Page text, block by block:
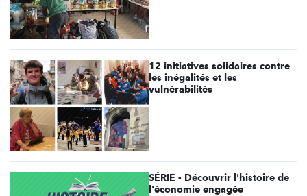
12 initiatives solidaires contre
les inégalités et les
vulnérabilités
SÉRIE - Découvrir l'histoire de
l'économie engagée